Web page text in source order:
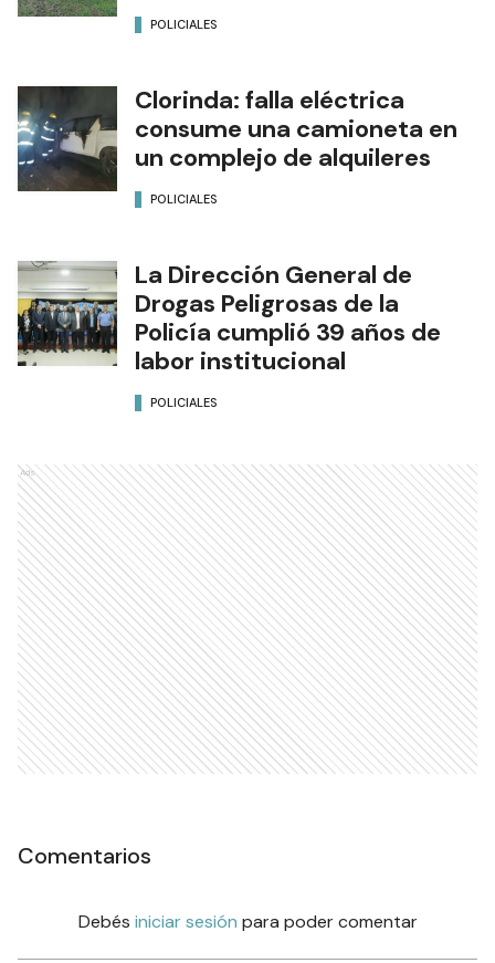
POLICIALES
Clorinda: falla eléctrica
consume una camioneta en
un complejo de alquileres
POLICIALES
La Dirección General de
Drogas Peligrosas de la
Policía cumplió 39 años de
labor institucional
POLICIALES
Ads
Comentarios
Debés iniciar sesión para poder comentar